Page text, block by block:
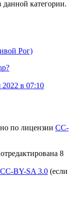
категории.
Рог)
2022 в 07:10
по лицензии CC-
8
CC-BY-SA 3.0 (если